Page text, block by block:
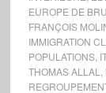
EUROPE DE
FRANÇOIS
IMMIGRATION
POPULATIONS,
THOMAS ALLAL